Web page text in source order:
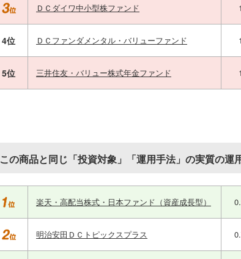
ＤＣダイワ中小型株ファンド
4位 ＤＣファンダメンタル・バリューファンド
5位 三井住友・バリュー株式年金ファンド
この商品と同じ「投資対象」「運用手法」の実質の運
楽天・高配当株式・日本ファンド（資産成長型）
明治安田ＤＣトピックスプラス